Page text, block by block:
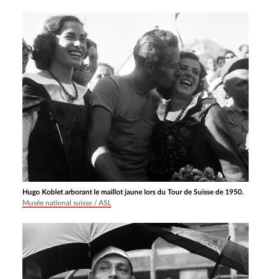
Hugo Koblet arborant le maillot jaune lors du Tour de Suisse de 1950.
Musée national suisse / ASL